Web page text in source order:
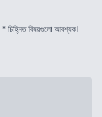
* চিহ্নিত বিষয়গুলো আবশ্যক।